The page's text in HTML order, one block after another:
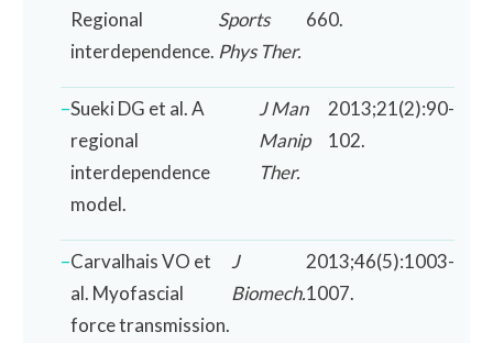
Regional
interdependence.
Sports
Phys Ther.
660.
Sueki DG et al. A
regional
interdependence
model.
J Man
Manip
Ther.
2013;21(2):90-
102.
Carvalhais VO et
al. Myofascial
force transmission.
J
Biomech.
2013;46(5):1003-
1007.